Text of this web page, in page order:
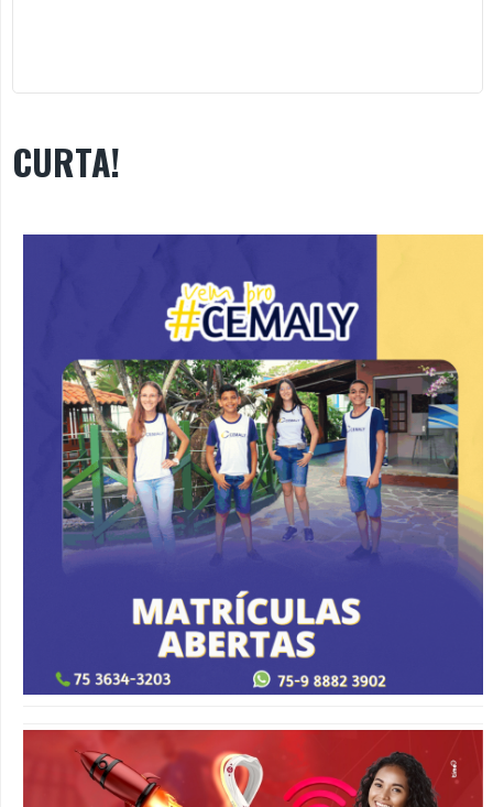
CURTA!